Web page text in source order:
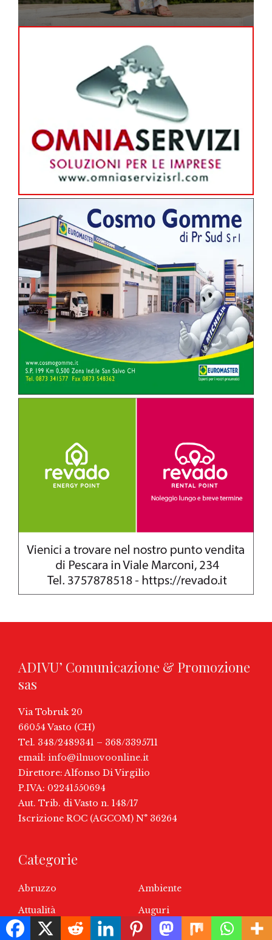
ADIVU’ Comunicazione & Promozione
sas
Via Tobruk 20
66054 Vasto (CH)
Tel. 348/2489341 – 368/3395711
email: info@ilnuovoonline.it
Direttore: Alfonso Di Virgilio
P.IVA: 02241550694
Aut. Trib. di Vasto n. 148/17
Iscrizione ROC (AGCOM) N° 36264
Categorie
Abruzzo
Ambiente
Attualità
Auguri
Business
Calcio